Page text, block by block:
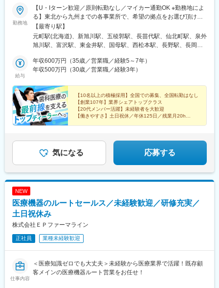
フへの提案
※医療スタッフの意向を確認し、コストとのバランスを鑑みて、改
善に向けた提案・各所の調整を行います。
■入社後のサポート体制：
・2～3年程度をめどに、商材知識を身につけていただきます。
・まずは現場に慣れていただき、その後、価格交渉や医療従事者
へのコスト削減提案などに挑戦いただきます。
・基本的にOJTにて現場を学んでいただきます。先輩社員が丁寧
・基本的に、病院へ常駐するスタイルでの勤務となりますが、同
じ部署のスタッフが常に気にかけてくれるため、不安はすぐに解
消される環境です。
※埼玉・群馬・栃木エリア担当
・医療機関の課題やお困りごとの解決により、医療従事者が患者
様に向き合う時間が増え、患者様への貢献につながります。
・医療の最前線で働く方からの信頼と期待に応え、感謝される瞬
間は、日本の医療を支える存在であることを実感します。
変更の範囲：会社の定める業務
勤務地
【U・Iターン歓迎／原則転勤なし／マイカー通勤OK ※勤務地によ
る】東北から九州までの各事業所で、希望の拠点をお選び頂けま
す！＜北海道エリア＞■札幌支店■旭川店■函館店＜東北エリア＞■
八戸店■盛岡支店■秋田店■仙台支店■山形営業所＜北陸エリア＞■
甲府支店■松本支店■長野店■長岡店＜首都圏エリア＞■東京支店■
玉鴻巣店■厚木支店■横浜支店■高崎営業所■情報機器開発営業部
（八王子支店内）＜東海エリア＞■岡崎支店■浜松支店■岐阜支店■
路店＜九州エリア＞■鹿児島支店■熊本店■沖縄店【本社】〒440-
8518 愛知県豊橋市八町通5-7☆豊橋駅より豊橋鉄道市内線乗車
『豊橋公園前下車』徒歩5分※敷地内喫煙可能場所あり
【最寄り駅】
元町駅(北海道)、新旭川駅、五稜郭駅、長苗代駅、仙北町駅、泉外
旭川駅、富沢駅、東金井駅、国母駅、西松本駅、長野駅、長岡
葉キャンパス駅、北与野駅、鴻巣駅、本厚木駅、伊勢佐木長者町
駅、高崎駅、京王八王子駅、美合駅、助信駅、西岐阜駅、久居
駅、神水交差点駅、美栄橋駅、日の出駅(東京都)、湯島駅、石川町
駅、八王子駅、ドーム前千代崎駅、騎射場駅、健軍校前駅、御茶
ノ水駅、関内駅、九条駅(大阪府)、二中通駅、八丁馬場駅
給与
年収600万円（35歳／営業職／経験5～7年）
年収500万円（30歳／営業職／経験3年）
【10名以上の積極採用】全国での募集、全国転勤はなし
【創業107年】業界シェアトップクラス
【20代メンバー活躍】未経験者を大歓迎
【働きやすさ】土日祝休／年休125日／残業月20h
気になる 応募する
NEW
医療機器のルートセールス／未経験歓迎／研修充実／
土日祝休み
株式会社ＥＰファーマライン
正社員 業種未経験歓迎
仕事内容
＜医療知識ゼロでも大丈夫＞未経験から医療業界で活躍！既存顧
客メインの医療機器ルート営業をお任せ！